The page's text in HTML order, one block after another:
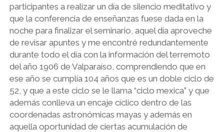
participantes a realizar un día de silencio meditativo y
que la conferencia de enseñanzas fuese dada en la
noche para finalizar el seminario, aquel día aproveche
de revisar apuntes y me encontré redundantemente
durante todo el día con la información del terremoto
del año 1906 de Valparaíso, comprendiendo que en
ese año se cumplía 104 años que es un doble ciclo de
52, y que a este ciclo se le llama “ciclo mexica” y que
además conlleva un encaje cíclico dentro de las
coordenadas astronómicas mayas y además en
aquella oportunidad de ciertas acumulación de